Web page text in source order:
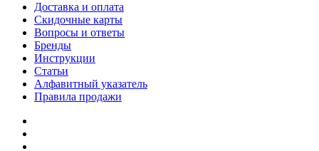
Доставка и оплата
Скидочные карты
Вопросы и ответы
Бренды
Инструкции
Статьи
Алфавитный указатель
Правила продажи